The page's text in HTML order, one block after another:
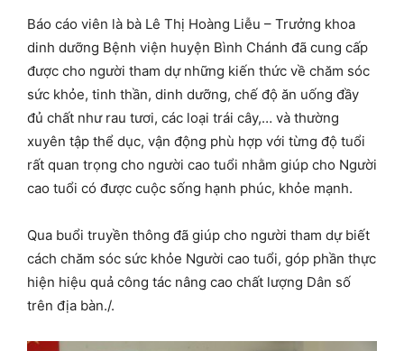
Báo cáo viên là bà Lê Thị Hoàng Liễu – Trưởng khoa
dinh dưỡng Bệnh viện huyện Bình Chánh đã cung cấp
được cho người tham dự những kiến thức về chăm sóc
sức khỏe, tinh thần, dinh dưỡng, chế độ ăn uống đầy
đủ chất như rau tươi, các loại trái cây,… và thường
xuyên tập thể dục, vận động phù hợp với từng độ tuổi
rất quan trọng cho người cao tuổi nhằm giúp cho Người
cao tuổi có được cuộc sống hạnh phúc, khỏe mạnh.
Qua buổi truyền thông đã giúp cho người tham dự biết
cách chăm sóc sức khỏe Người cao tuổi, góp phần thực
hiện hiệu quả công tác nâng cao chất lượng Dân số
trên địa bàn./.